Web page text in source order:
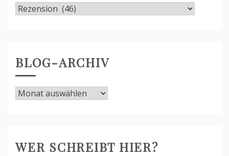
Alle
BLOG-ARCHIV
Blog-
WER SCHREIBT HIER?